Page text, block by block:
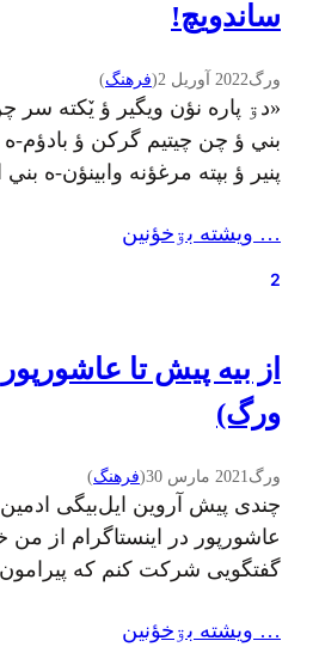
ساندويچ!
ورگ2022 آوریل 2 (فرهنگ)
«دۊ پاره نؤن ويگير ؤ یٚکته
بني ؤ چن چيتيم گرکن ؤ
پنير ؤ بپته مرغؤنه وابينؤن-ه
بأزين نيا بکۊن تا تي چيشم کئف
نؤن…
… ويشته بۊخؤنين
2
از بیه پیش تا
ورگ)
ورگ2021 مارس 30 (فرهنگ)
چندی پیش آروین ایل‌بیگی
عاشورپور در اینستاگرام از من
گفتگویی شرکت کنم که
در استفاده از امکان لایو
… ويشته بۊخؤنين